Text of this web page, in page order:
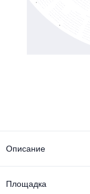
Описание
Площадка